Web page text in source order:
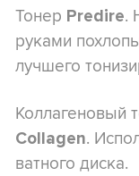
Тонер Predire.
руками
лучшего
Коллагеновый
Collagen.
ватного диска.